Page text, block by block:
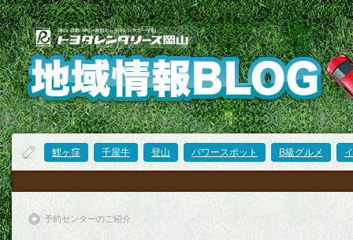
鯉ヶ窪 千屋牛 登山 パワースポット B級グルメ
予約センターのご紹介